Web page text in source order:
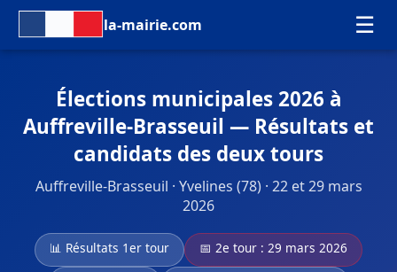
la-mairie.com ☰
Élections municipales 2026 à
Auffreville-Brasseuil — Résultats et
candidats des deux tours
Auffreville-Brasseuil · Yvelines (78) · 22 et 29 mars
2026
📊 Résultats 1er tour
📅 2e tour : 29 mars 2026